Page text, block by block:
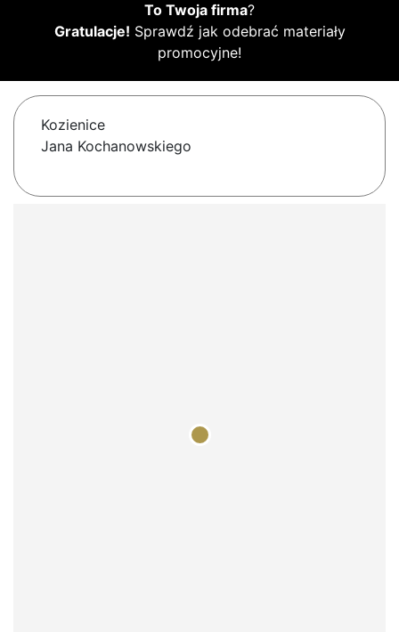
To Twoja firma?
Gratulacje! Sprawdź jak odebrać materiały
promocyjne!
Kozienice
Jana Kochanowskiego